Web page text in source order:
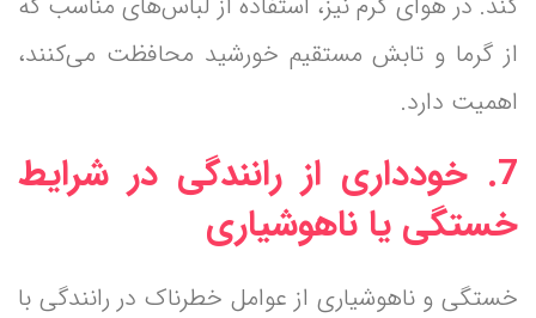
از گرما و تابش مستقیم خورشید محافظت می‌کنند،
اهمیت دارد.
7. خودداری از رانندگی در شرایط
خستگی یا ناهوشیاری
خستگی و ناهوشیاری از عوامل خطرناک در رانندگی با